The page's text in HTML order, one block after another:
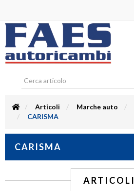
Articoli Marche auto
CARISMA
CARISMA
ARTICOLI